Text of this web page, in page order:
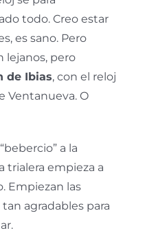
todo. Creo estar
es sano. Pero
lejanos, pero
de Ibias, con el reloj
Ventanueva. O
bebercio” a la
trialera empieza a
Empiezan las
agradables para